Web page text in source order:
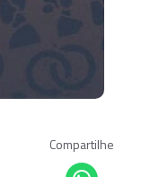
Compartilhe